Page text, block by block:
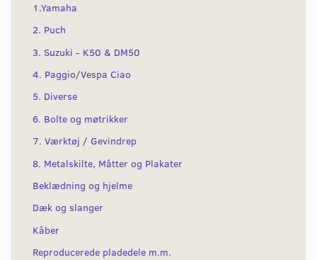
1.Yamaha
2. Puch
3. Suzuki - K50 & DM50
4. Paggio/Vespa Ciao
5. Diverse
6. Bolte og møtrikker
7. Værktøj / Gevindrep
8. Metalskilte, Måtter og Plakater
Beklædning og hjelme
Dæk og slanger
Kåber
Reproducerede pladedele m.m.